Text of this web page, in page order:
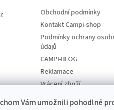
Vám umožnili pohodlné
Obchodní podmínky
Kontakt Campi-shop
Podmínky ochrany
údajů
CAMPI-BLOG
Reklamace
Vrácení zboží